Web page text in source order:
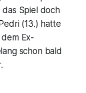
Spiel doch
(13.) hatte
Ex-
schon bald